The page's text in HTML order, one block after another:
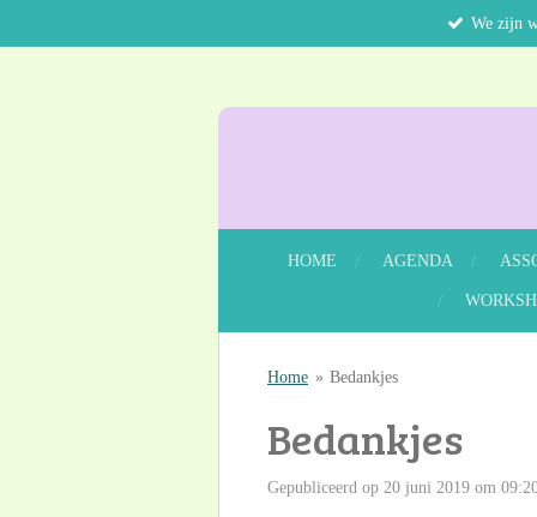
We zijn
HOME AGENDA
Home » Bedankjes
Bedankjes
Gepubliceerd op 20 juni 2019 om